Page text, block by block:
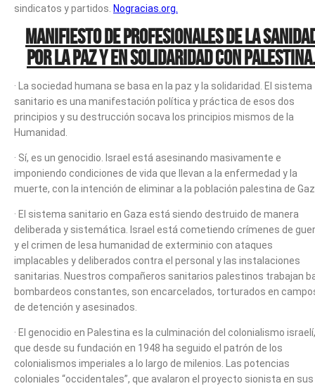
sindicatos y partidos. Nogracias.org.
Manifiesto de profesionales de la
por la paz y en solidaridad con
· La sociedad humana se basa en la paz y la solidaridad. El sistema
sanitario es una manifestación política y práctica de esos dos
principios y su destrucción socava los principios mismos de la
Humanidad.
· Sí, es un genocidio. Israel está asesinando masivamente e
imponiendo condiciones de vida que llevan a la enfermedad y la
muerte, con la intención de eliminar a la población palestina de
· El sistema sanitario en Gaza está siendo destruido de manera
deliberada y sistemática. Israel está cometiendo crímenes de
y el crimen de lesa humanidad de exterminio con ataques
implacables y deliberados contra el personal y las instalaciones
sanitarias. Nuestros compañeros sanitarios palestinos trabajan
bombardeos constantes, son encarcelados, torturados en
de detención y asesinados.
· El genocidio en Palestina es la culminación del colonialismo israelí,
que desde su fundación en 1948 ha seguido el patrón de los
colonialismos imperiales a lo largo de milenios. Las potencias
coloniales “occidentales”, que avalaron el proyecto sionista en sus